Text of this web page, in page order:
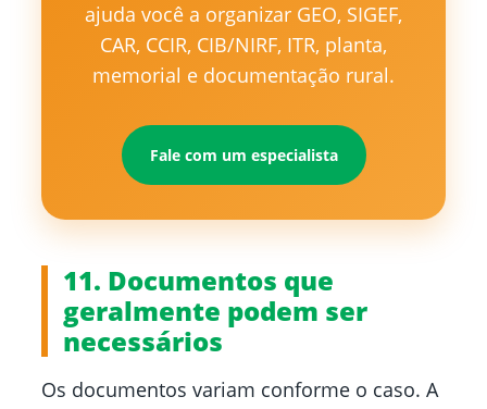
ajuda você a organizar GEO, SIGEF,
CAR, CCIR, CIB/NIRF, ITR, planta,
memorial e documentação rural.
Fale com um especialista
11. Documentos que
geralmente podem ser
necessários
Os documentos variam conforme o caso. A